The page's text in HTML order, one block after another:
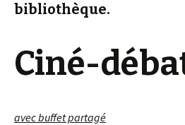
bibliothèque.
Ciné-
avec buffet partagé